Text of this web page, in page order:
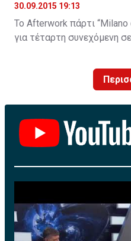
30.09.2015 19:13
Το Afterwork πάρτι “Milano
για τέταρτη συνεχόμενη
απόγευμα,
αναμνηστικά δώρα για το